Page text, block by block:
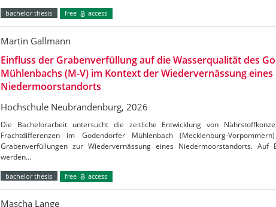
bachelor thesis free access
Martin Gallmann
Einfluss der Grabenverfüllung auf die Wasserqualität des
Mühlenbachs (M-V) im Kontext der Wiedervernässung eines
Niedermoorstandorts
Hochschule Neubrandenburg, 2026
Die Bachelorarbeit untersucht die zeitliche Entwicklung von
Frachtdifferenzen im Godendorfer Mühlenbach (Mecklenburg-
Grabenverfüllungen zur Wiedervernässung eines Niedermoorstandorts. Auf
werden…
bachelor thesis free access
Mascha Lange